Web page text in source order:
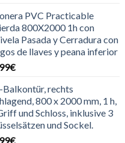
PVC Practicable
800X2000 1h con
Pasada y Cerradura con
de llaves y peana inferior
€
Balkontür, rechts
800 x 2000 mm, 1 h,
und Schloss, inklusive 3
und Sockel.
€